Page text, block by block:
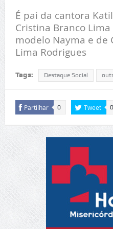
É pai da cantora
Cristina Branco
modelo Nayma e de
Lima Rodrigues
Tags: Destaque Social
Partilhar 0 Tweet 0